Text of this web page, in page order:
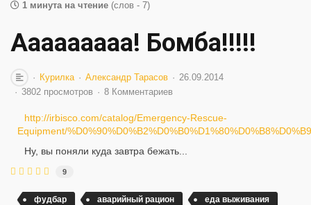
1 минута на чтение (слов - 7)
Ааааааааа! Бомба!!!!!
Курилка Александр Тарасов
26.09.2014
3802 просмотров
8 Комментариев
http://irbisco.com/catalog/Emergency-Rescue-
Equipment/
Ну, вы поняли куда завтра бежать...
9
фудбар аварийный рацион еда выживания